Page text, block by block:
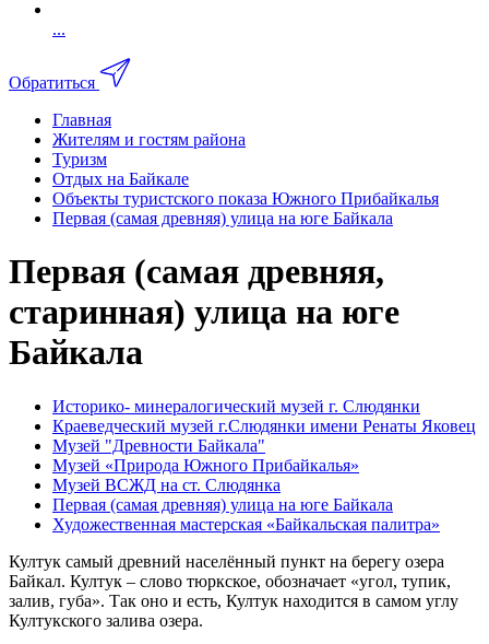
...
Обратиться
Главная
Жителям и гостям района
Туризм
Отдых на Байкале
Объекты туристского показа Южного Прибайкалья
Первая (самая древняя) улица на юге Байкала
Первая (самая древняя,
старинная) улица на юге
Байкала
Историко- минералогический музей г. Слюдянки
Краеведческий музей г.Слюдянки имени Ренаты Яковец
Музей "Древности Байкала"
Музей «Природа Южного Прибайкалья»
Музей ВСЖД на ст. Слюдянка
Первая (самая древняя) улица на юге Байкала
Художественная мастерская «Байкальская палитра»
Култук самый древний населённый пункт на берегу озера
Байкал. Култук – слово тюркское, обозначает «угол, тупик,
залив, губа». Так оно и есть, Култук находится в самом углу
Култукского залива озера.